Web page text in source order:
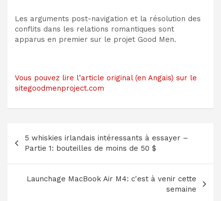
Les arguments post-navigation et la résolution des
conflits dans les relations romantiques sont
apparus en premier sur le projet Good Men.
Vous pouvez lire l’article original (en Angais) sur le
sitegoodmenproject.com
de
l’article
5 whiskies irlandais intéressants à essayer –
Partie 1: bouteilles de moins de 50 $
Launchage MacBook Air M4: c'est à venir cette
semaine